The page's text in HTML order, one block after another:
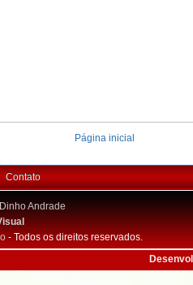
Página inicial
Contato
Dinho Andrade
- Todos os direitos reservados.